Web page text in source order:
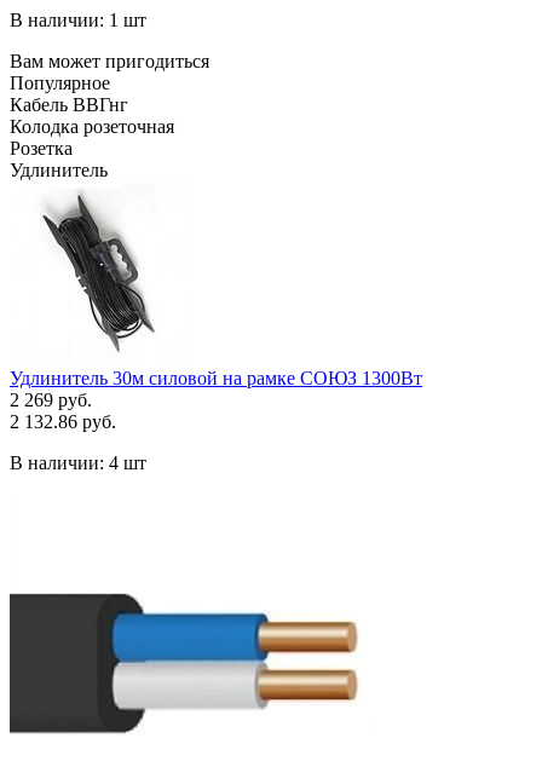
В наличии: 1 шт
Вам может пригодиться
Популярное
Кабель ВВГнг
Колодка розеточная
Розетка
Удлинитель
Удлинитель 30м силовой на рамке СОЮЗ 1300Вт
2 269 руб.
2 132.86 руб.
В наличии: 4 шт